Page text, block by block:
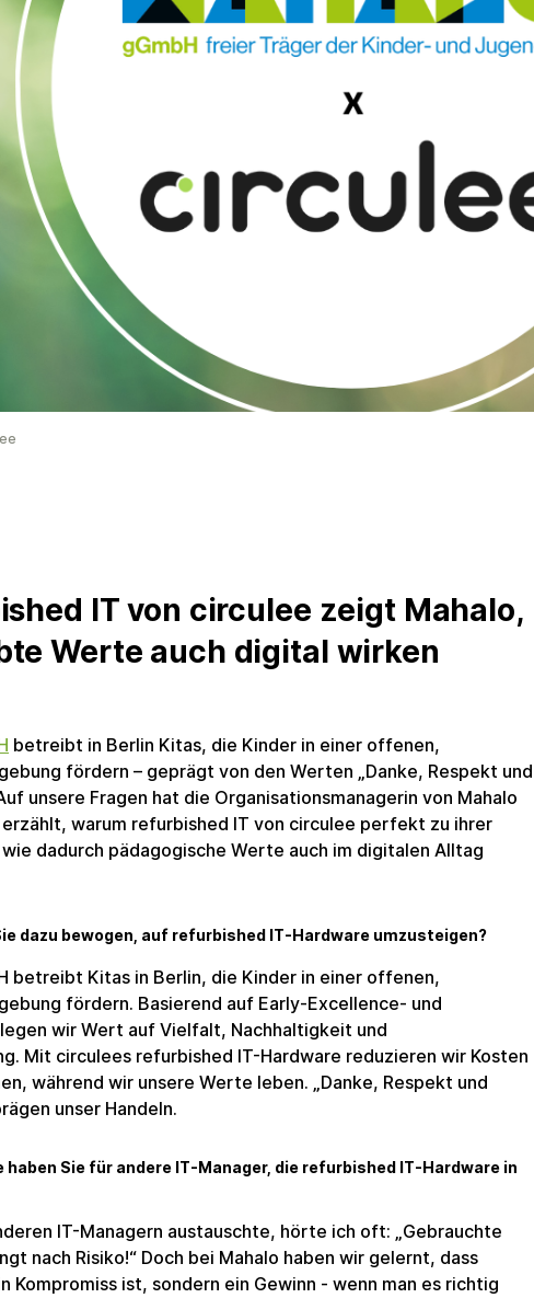
IT von circulee zeigt Mahalo,
Werte auch digital wirken
betreibt in Berlin Kitas, die Kinder in einer offenen,
fördern – geprägt von den Werten „Danke, Respekt und
unsere Fragen hat die Organisationsmanagerin von Mahalo
warum refurbished IT von circulee perfekt zu ihrer
dadurch pädagogische Werte auch im digitalen Alltag
dazu bewogen, auf refurbished IT-Hardware umzusteigen?
betreibt Kitas in Berlin, die Kinder in einer offenen,
fördern. Basierend auf Early-Excellence- und
wir Wert auf Vielfalt, Nachhaltigkeit und
Mit circulees refurbished IT-Hardware reduzieren wir Kosten
während wir unsere Werte leben. „Danke, Respekt und
unser Handeln.
haben Sie für andere IT-Manager, die refurbished IT-Hardware in
IT-Managern austauschte, hörte ich oft: „Gebrauchte
nach Risiko!“ Doch bei Mahalo haben wir gelernt, dass
Kompromiss ist, sondern ein Gewinn - wenn man es richtig